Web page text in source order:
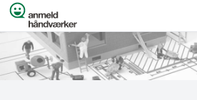
Spring til indhold